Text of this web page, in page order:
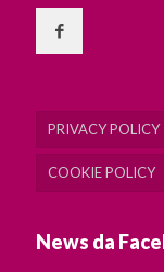
PRIVACY POLICY
COOKIE POLICY
News da